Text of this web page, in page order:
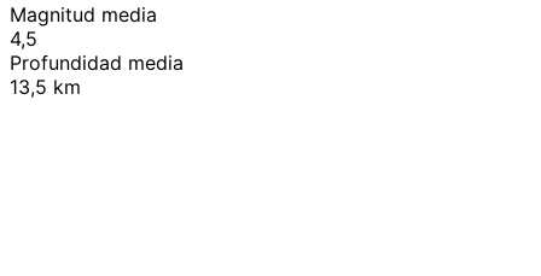
Magnitud media
4,5
Profundidad media
13,5 km